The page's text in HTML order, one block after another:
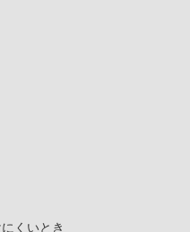
くいとき